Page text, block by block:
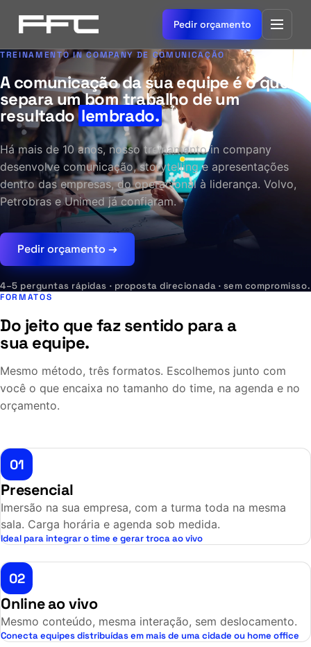
Pedir orçamento
TREINAMENTO IN COMPANY DE COMUNICAÇÃO
A comunicação da sua equipe é o que
separa um bom trabalho de um
resultadolembrado.
Há mais de 10 anos, nosso treinamento in company
desenvolve comunicação, storytelling e apresentações
dentro das empresas, do operacional à liderança. Volvo,
Petrobras e Unimed já confiaram.
Pedir orçamento →
4–5 perguntas rápidas · proposta direcionada · sem compromisso.
FORMATOS
Do jeito que faz sentido para a
sua equipe.
Mesmo método, três formatos. Escolhemos junto com
você o que encaixa no tamanho do time, na agenda e no
orçamento.
01
Presencial
Imersão na sua empresa, com a turma toda na mesma
sala. Carga horária e agenda sob medida.
Ideal para integrar o time e gerar troca ao vivo
02
Online ao vivo
Mesmo conteúdo, mesma interação, sem deslocamento.
Conecta equipes distribuídas em mais de uma cidade ou home office